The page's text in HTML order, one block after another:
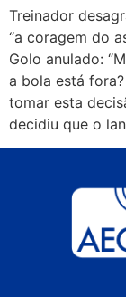
Treinador
“a coragem do
Golo anulado:
a bola está
tomar esta
decidiu que o